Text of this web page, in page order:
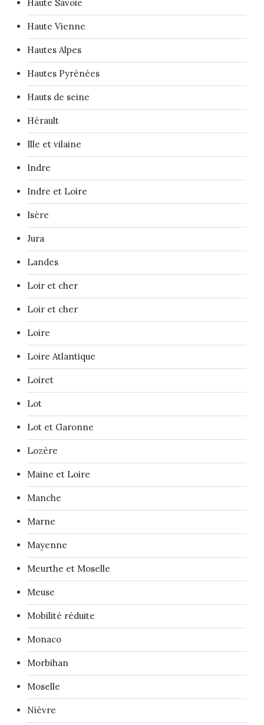
Haute Savoie
Haute Vienne
Hautes Alpes
Hautes Pyrénées
Hauts de seine
Hérault
Ille et vilaine
Indre
Indre et Loire
Isère
Jura
Landes
Loir et cher
Loir et cher
Loire
Loire Atlantique
Loiret
Lot
Lot et Garonne
Lozère
Maine et Loire
Manche
Marne
Mayenne
Meurthe et Moselle
Meuse
Mobilité réduite
Monaco
Morbihan
Moselle
Nièvre